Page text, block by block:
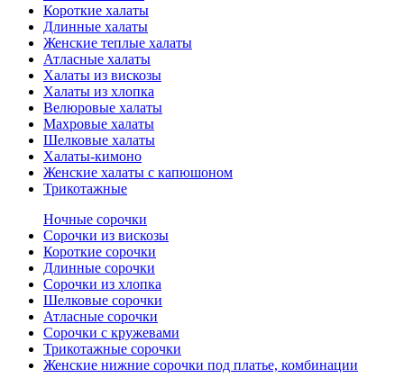
Короткие халаты
Длинные халаты
Женские теплые халаты
Атласные халаты
Халаты из вискозы
Халаты из хлопка
Велюровые халаты
Махровые халаты
Шелковые халаты
Халаты-кимоно
Женские халаты с капюшоном
Трикотажные
Ночные сорочки
Сорочки из вискозы
Короткие сорочки
Длинные сорочки
Сорочки из хлопка
Шелковые сорочки
Атласные сорочки
Сорочки с кружевами
Трикотажные сорочки
Женские нижние сорочки под платье, комбинации